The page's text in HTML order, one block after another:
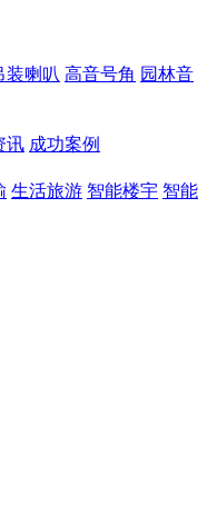
装喇叭 高音号角 园林音
讯 成功案例
生活旅游 智能楼宇 智能